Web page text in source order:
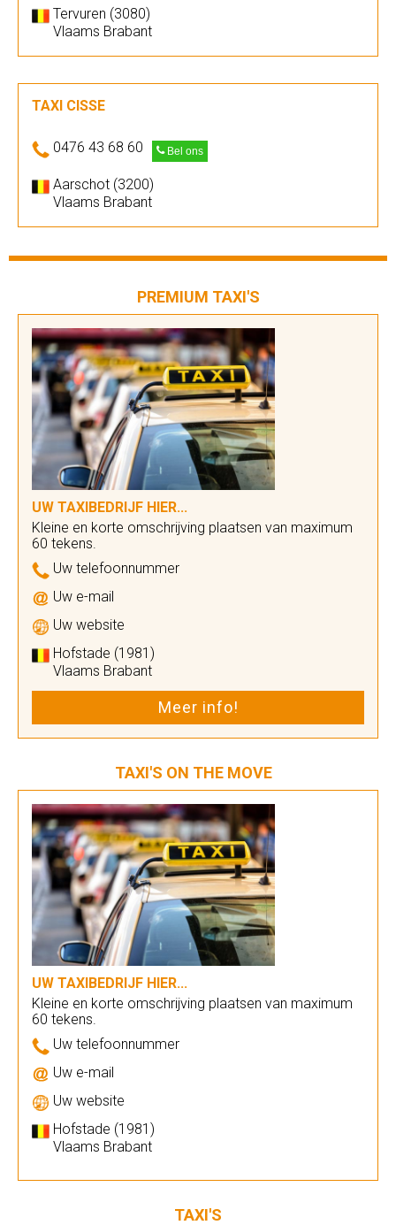
Tervuren (3080)
Vlaams Brabant
TAXI CISSE
0476 43 68 60 Bel ons
Aarschot (3200)
Vlaams Brabant
PREMIUM TAXI'S
UW TAXIBEDRIJF HIER...
Kleine en korte omschrijving plaatsen van maximum
60 tekens.
Uw telefoonnummer
Uw e-mail
Uw website
Hofstade (1981)
Vlaams Brabant
Meer info!
TAXI'S ON THE MOVE
UW TAXIBEDRIJF HIER...
Kleine en korte omschrijving plaatsen van maximum
60 tekens.
Uw telefoonnummer
Uw e-mail
Uw website
Hofstade (1981)
Vlaams Brabant
TAXI'S